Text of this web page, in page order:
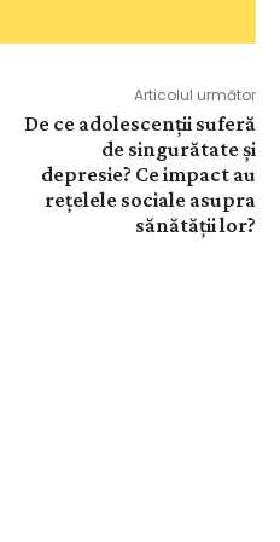
Articolul următor
De ce adolescenții suferă
de singurătate și
depresie? Ce impact au
rețelele sociale asupra
sănătății lor?